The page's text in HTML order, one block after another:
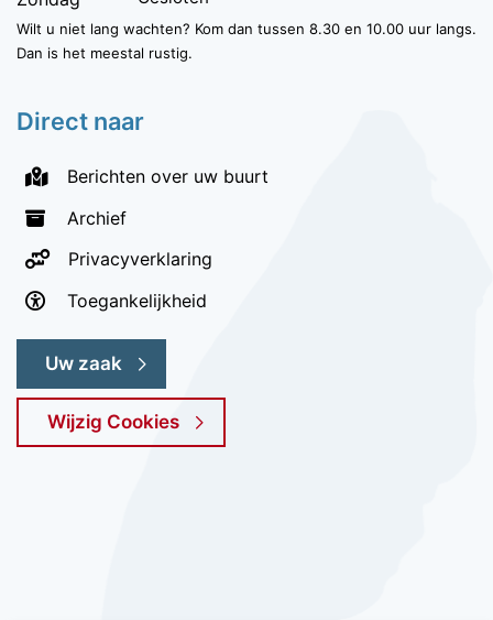
Wilt u niet lang wachten? Kom dan tussen 8.30 en 10.00 uur langs.
Dan is het meestal rustig.
Direct naar
Berichten over uw buurt
Archief
Privacyverklaring
Toegankelijkheid
Uw zaak
Wijzig Cookies